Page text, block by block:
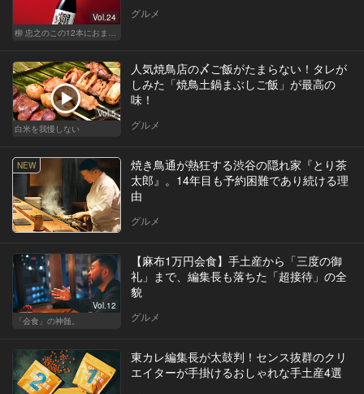
Vol.24
柳 忠之のこの12本におまかせ
グルメ
Vol.5
白米を我慢しない
人気焼鳥店の〆ご飯がたまらない！タレが
しみた「焼鳥土鍋まぶしご飯」が最高の
味！
グルメ
NEW
焼き鳥通が熱狂する渋谷の隠れ家『とり茶
太郎』。14年目も予約困難であり続ける理
由
グルメ
Vol.12
「会食」の神髄。
【麻布1万円会食】手土産から「三度の御
礼」まで、編集長も落ちた「超接待」の全
貌
グルメ
東カレ編集長が太鼓判！センス抜群のクリ
エイターが手掛けるおしゃれな手土産4選